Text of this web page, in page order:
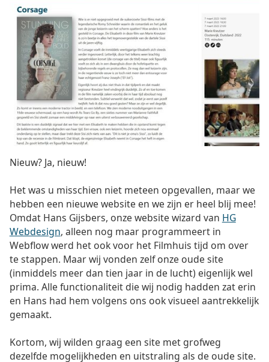
Nieuw? Ja, nieuw!
Het was u misschien niet meteen opgevallen, maar we
hebben een nieuwe website en we zijn er heel blij mee!
Omdat Hans Gijsbers, onze website wizard van HG
Webdesign, alleen nog maar programmeert in
Webflow werd het ook voor het Filmhuis tijd om over
te stappen. Maar wij vonden zelf onze oude site
(inmiddels meer dan tien jaar in de lucht) eigenlijk wel
prima. Alle functionaliteit die wij nodig hadden zat erin
en Hans had hem volgens ons ook visueel aantrekkelijk
gemaakt.
Kortom, wij wilden graag een site met grofweg
dezelfde mogelijkheden en uitstraling als de oude site.